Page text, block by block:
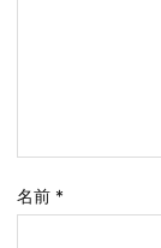
名前 *